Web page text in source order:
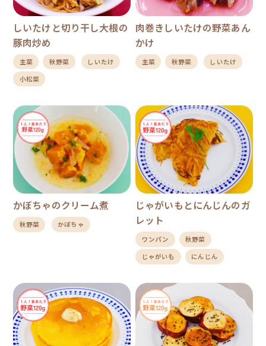
しいたけと切り干し大根の
豚肉炒め
主菜 秋野菜
しいたけ
小松菜
肉巻きしいたけの野菜あん
かけ
主菜 秋野菜 しいたけ
かぼちゃのクリーム煮
秋野菜 かぼちゃ
じゃがいもとにんじんのガ
レット
ワンパン
秋野菜
じゃがいも
にんじん